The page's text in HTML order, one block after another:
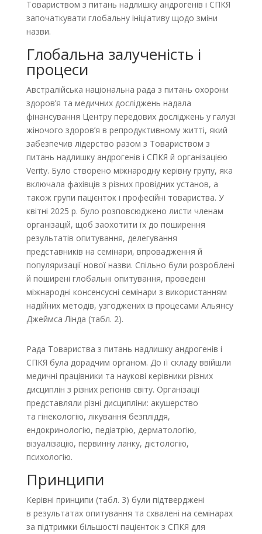
Товариством з питань надлишку андрогенів і СПКЯ
започаткувати глобальну ініціативу щодо зміни
назви.
Глобальна залученість і
процеси
Австралійська національна рада з питань охорони
здоров’я та медичних досліджень надала
фінансування Центру передових досліджень у галузі
жіночого здоров’я в репродуктивному житті, який
забезпечив лідерство разом з Товариством з
питань надлишку андрогенів і СПКЯ й організацією
Verity. Було створено міжнародну керівну групу, яка
включала фахівців з різних провідних установ, а
також групи пацієнток і професійні товариства. У
квітні 2025 р. було розповсюджено листи членам
організацій, щоб заохотити їх до поширення
результатів опитування, делегування
представників на семінари, впровадження й
популяризації нової назви. Спільно були розроблені
й поширені глобальні опитування, проведені
міжнародні консенсусні семінари з використанням
надійних методів, узгоджених із процесами Альянсу
Джеймса Лінда (табл. 2).
Рада Товариства з питань надлишку андрогенів і
СПКЯ була дорадчим органом. До її складу ввійшли
медичні працівники та наукові керівники різних
дисциплін з різних регіонів світу. Організації
представляли різні дисципліни: акушерство
та гінекологію, лікування безпліддя,
ендокринологію, педіатрію, дерматологію,
візуалізацію, первинну ланку, дієтологію,
психологію.
Принципи
Керівні принципи (табл. 3) були підтверджені
в результатах опитування та схвалені на семінарах
за підтримки більшості пацієнток з СПКЯ для